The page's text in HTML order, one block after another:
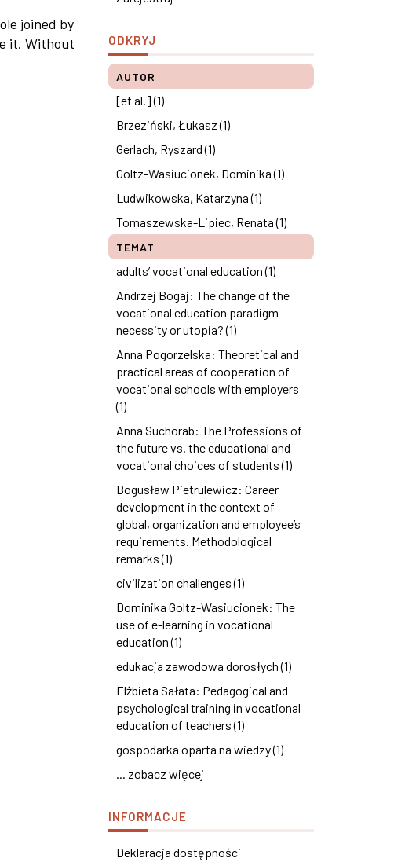
joined by
it. Without
ODKRYJ
AUTOR
[et al.] (1)
Brzeziński, Łukasz (1)
Gerlach, Ryszard (1)
Goltz-Wasiucionek, Dominika (1)
Ludwikowska, Katarzyna (1)
Tomaszewska-Lipiec, Renata (1)
TEMAT
adults’ vocational education (1)
Andrzej Bogaj: The change of the
vocational education paradigm -
necessity or utopia? (1)
Anna Pogorzelska: Theoretical and
practical areas of cooperation of
vocational schools with employers
(1)
Anna Suchorab: The Professions of
the future vs. the educational and
vocational choices of students (1)
Bogusław Pietrulewicz: Career
development in the context of
global, organization and employee’s
requirements. Methodological
remarks (1)
civilization challenges (1)
Dominika Goltz-Wasiucionek: The
use of e-learning in vocational
education (1)
edukacja zawodowa dorosłych (1)
Elżbieta Sałata: Pedagogical and
psychological training in vocational
education of teachers (1)
gospodarka oparta na wiedzy (1)
... zobacz więcej
INFORMACJE
Deklaracja dostępności